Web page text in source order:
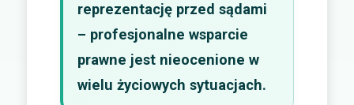
reprezentację przed sądami
– profesjonalne wsparcie
prawne jest nieocenione w
wielu życiowych sytuacjach.